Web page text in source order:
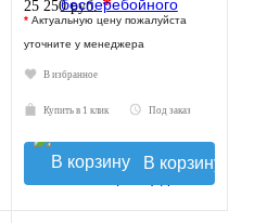
25 250 руб.*
* Актуальную цену пожалуйста
уточните у менеджера
В избранное
Купить в 1 клик Под заказ
В корзину